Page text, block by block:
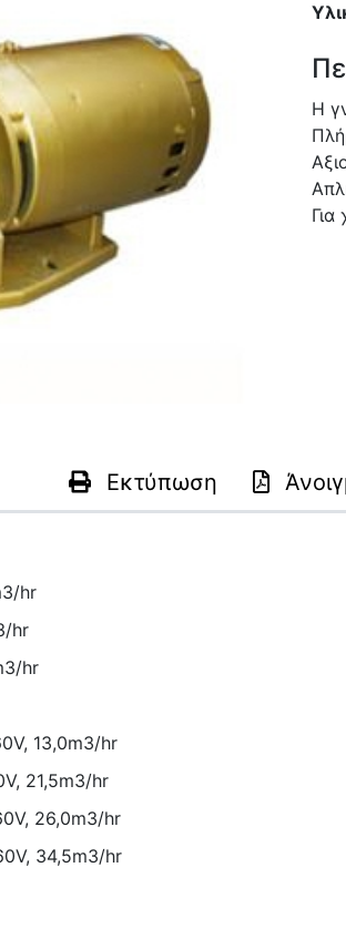
Η
Εκτύπωση
hr
hr
hr
13,0m3/hr
21,5m3/hr
26,0m3/hr
34,5m3/hr